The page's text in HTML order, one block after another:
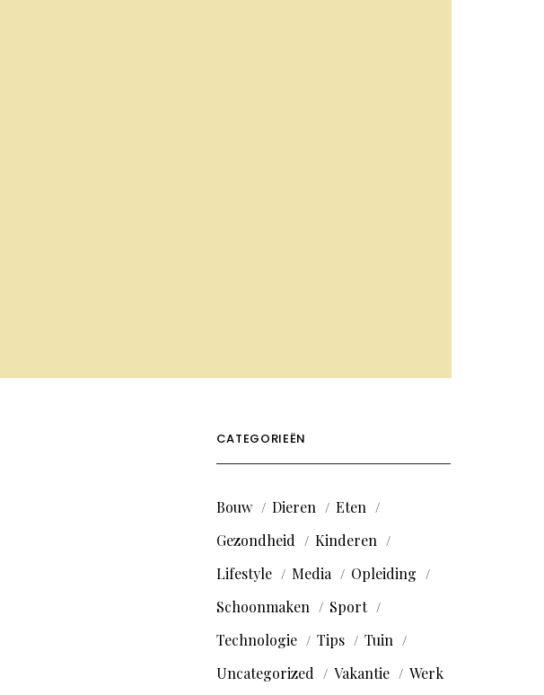
CATEGORIEËN
Bouw Dieren
Eten
Gezondheid
Kinderen
Lifestyle
Media
Opleiding
Schoonmaken
Sport
Technologie
Tips
Tuin
Uncategorized
Vakantie
Werk